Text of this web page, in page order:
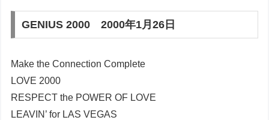
GENIUS 2000 2000年1月26日
Make the Connection Complete
LOVE 2000
RESPECT the POWER OF LOVE
LEAVIN’ for LAS VEGAS